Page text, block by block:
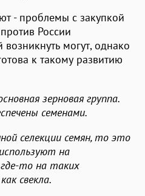
- проблемы с закупкой
России
могут, однако
к такому развитию
зерновая группа.
семенами.
селекции семян, то это
на
где-то на таких
свекла.